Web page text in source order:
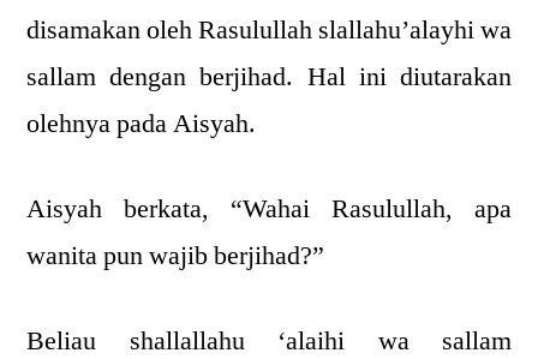
disamakan oleh Rasulullah slallahu’alayhi wa
sallam dengan berjihad. Hal ini diutarakan
olehnya pada Aisyah.
Aisyah berkata, “Wahai Rasulullah, apa
wanita pun wajib berjihad?”
Beliau shallallahu ‘alaihi wa sallam